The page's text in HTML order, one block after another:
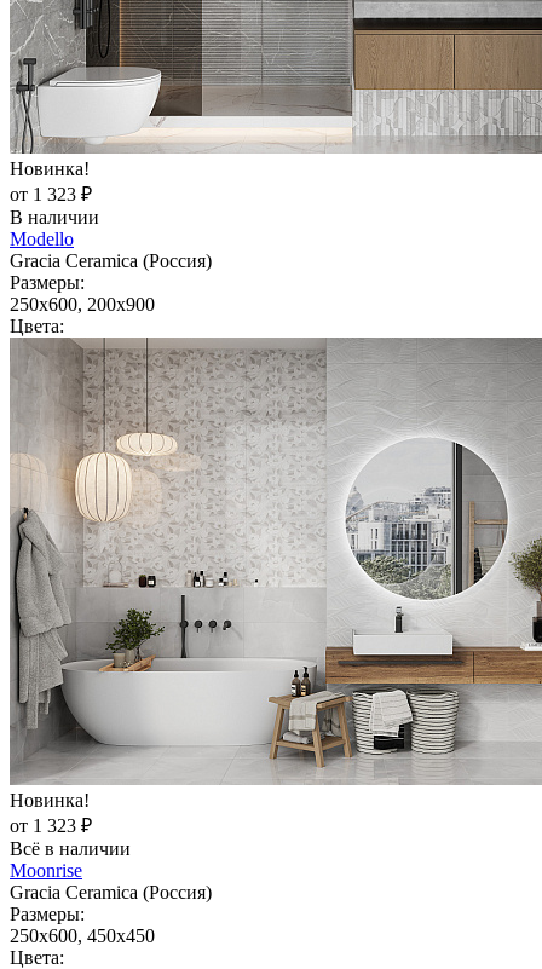
Новинка!
от 1 323 ₽
В наличии
Modello
Gracia Ceramica (Россия)
Размеры:
250x600, 200x900
Цвета:
Новинка!
от 1 323 ₽
Всё в наличии
Moonrise
Gracia Ceramica (Россия)
Размеры:
250x600, 450x450
Цвета: